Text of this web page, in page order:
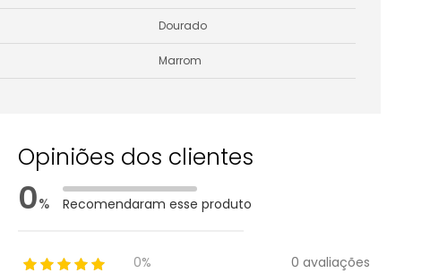
Dourado
Marrom
Opiniões dos clientes
0% Recomendaram esse produto
0% 0 avaliações